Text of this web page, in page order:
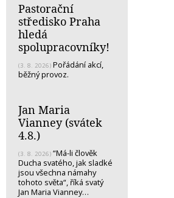
Pastorační
středisko Praha
hledá
spolupracovníky!
(3. 8. 2026) Pořádání akcí,
běžný provoz.
Jan Maria
Vianney (svátek
4.8.)
(3. 8. 2026) “Má-li člověk
Ducha svatého, jak sladké
jsou všechna námahy
tohoto světa“, říká svatý
Jan Maria Vianney…